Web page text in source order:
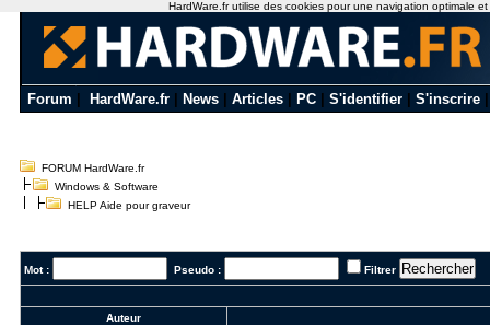
Forum HardWare.fr News Articles PC S'identifier S'inscrire
FORUM HardWare.fr
Windows & Software
HELP Aide pour graveur
Mot : Pseudo : Filtrer
Auteur
HardWare.fr utilise des cookies pour une navigation optimale